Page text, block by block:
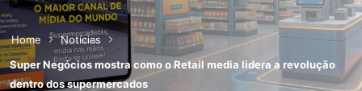
Home
Notícias
Super Negócios mostra como o Retail media lidera a revolução
dentro dos supermercados